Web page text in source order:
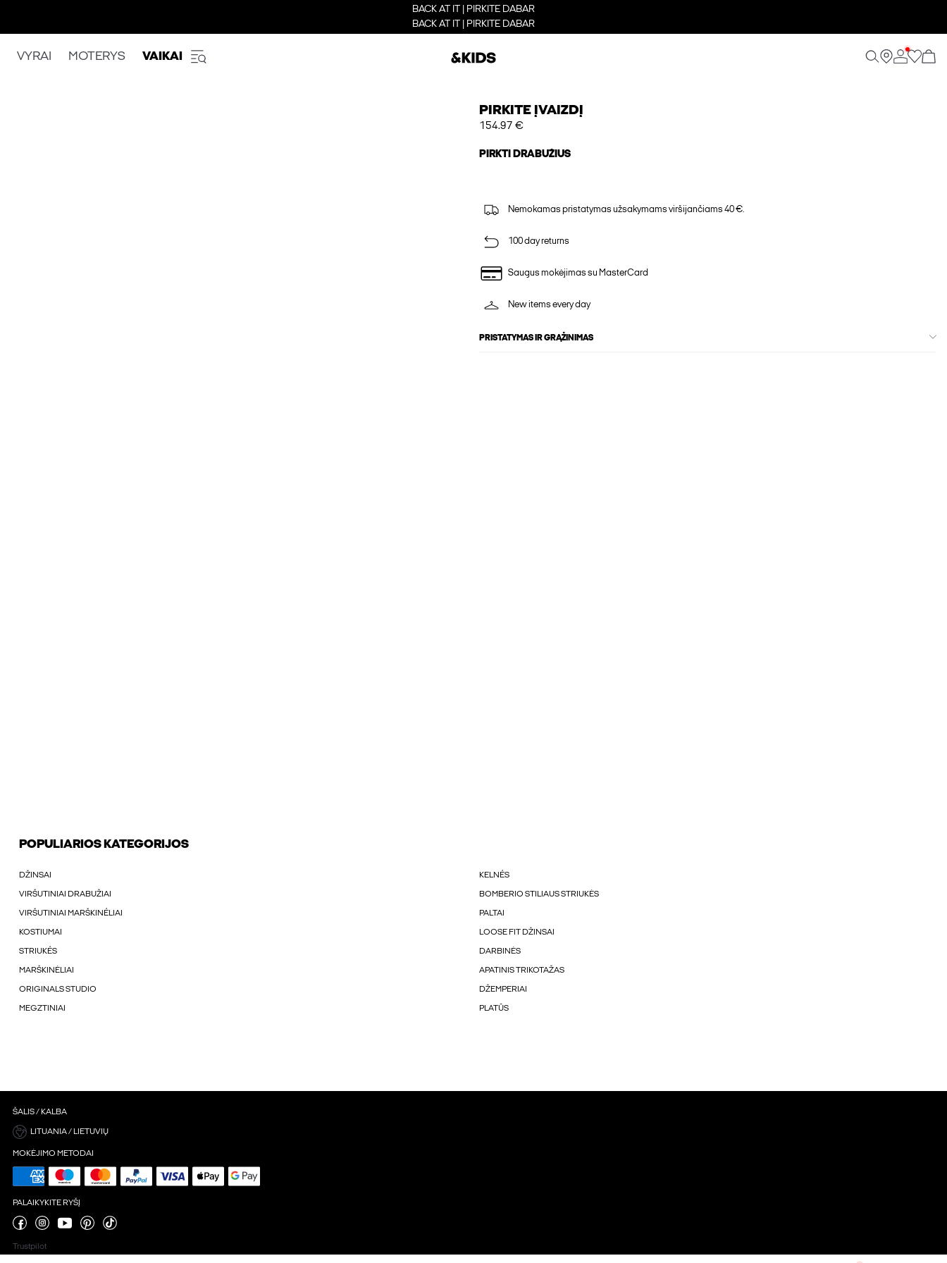
BACK AT IT | PIRKITE DABAR
BACK AT IT | PIRKITE DABAR
VYRAI MOTERYS VAIKAI
PIRKITE ĮVAIZDĮ
154.97 €
PIRKTI DRABUŽIUS
Nemokamas pristatymas užsakymams viršijančiams 40 €.
100 day returns
Saugus mokėjimas su MasterCard
New items every day
PRISTATYMAS IR GRĄŽINIMAS
POPULIARIOS KATEGORIJOS
DŽINSAI KELNÉS
VIRŠUTINIAI DRABUŽIAI BOMBERIO STILIAUS STRIUKĖS
VIRŠUTINIAI MARŠKINÉLIAI PALTAI
KOSTIUMAI LOOSE FIT DŽINSAI
STRIUKÉS DARBINĖS
MARŠKINĖLIAI APATINIS TRIKOTAŽAS
ORIGINALS STUDIO DŽEMPERIAI
MEGZTINIAI PLATŪS
ŠALIS / KALBA
LITUANIA / LIETUVIŲ
MOKĖJIMO METODAI
PALAIKYKITE RYŠĮ
Trustpilot